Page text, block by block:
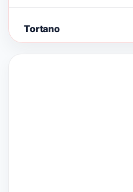
Tortano